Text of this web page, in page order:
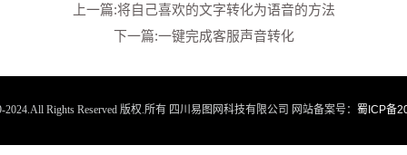
上一篇:将自己喜欢的文字转化为语音的方法
下一篇:一键完成客服声音转化
2024.All Rights Reserved 版权.所有 四川易图网科技有限公司 网站备案号： 蜀ICP备